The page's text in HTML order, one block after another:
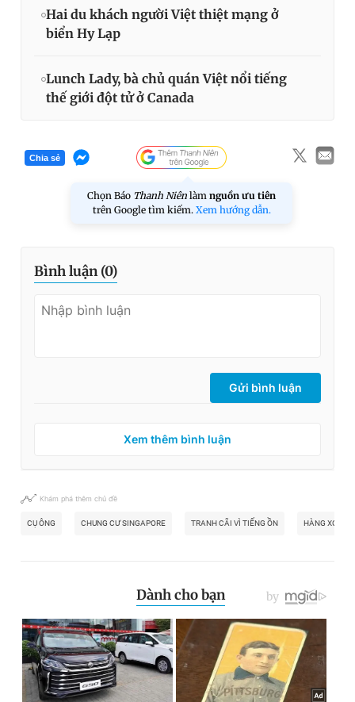
Hai du khách người Việt thiệt mạng ở
biển Hy Lạp
Lunch Lady, bà chủ quán Việt nổi tiếng
thế giới đột tử ở Canada
Chia sẻ
Chọn Báo Thanh Niên làm nguồn ưu tiên
trên Google tìm kiếm. Xem hướng dẫn.
Bình luận (0)
Gửi bình luận
Xem thêm bình luận
Khám phá thêm chủ đề
CỤ ÔNG CHUNG CƯ SINGAPORE TRANH CÃI VÌ TIẾNG ỒN HÀNG XÓM